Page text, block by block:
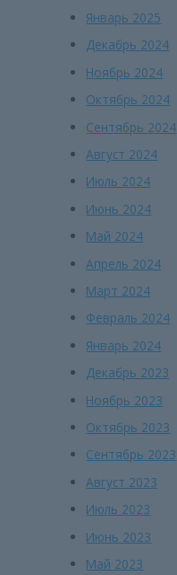
Январь 2025
Декабрь 2024
Ноябрь 2024
Октябрь 2024
Сентябрь 2024
Август 2024
Июль 2024
Июнь 2024
Май 2024
Апрель 2024
Март 2024
Февраль 2024
Январь 2024
Декабрь 2023
Ноябрь 2023
Октябрь 2023
Сентябрь 2023
Август 2023
Июль 2023
Июнь 2023
Май 2023